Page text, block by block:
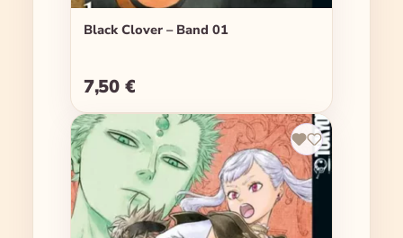
Black Clover – Band 01
Regulärer Preis:
7,50 €